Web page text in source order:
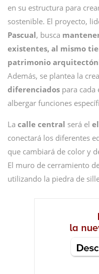
en su estructura para
sostenible. El proyecto,
Pascual, busca
existentes, al mismo
patrimonio
Además, se plantea la
diferenciados para
albergar funciones
La calle central será el
conectará los diferentes
que cambiará de color y
El muro de cerramiento
utilizando la piedra de